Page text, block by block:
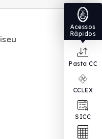
Acessos
Rápidos
Pasta CC
CCLEX
SICC